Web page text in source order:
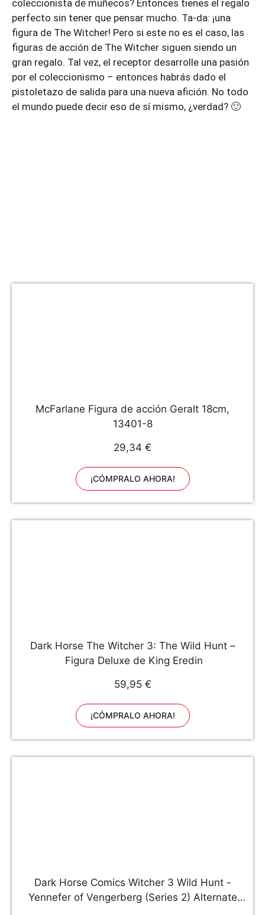
coleccionista de muñecos? Entonces tienes el regalo
perfecto sin tener que pensar mucho. Ta-da: ¡una
figura de The Witcher! Pero si este no es el caso, las
figuras de acción de The Witcher siguen siendo un
gran regalo. Tal vez, el receptor desarrolle una pasión
por el coleccionismo – entonces habrás dado el
pistoletazo de salida para una nueva afición. No todo
el mundo puede decir eso de sí mismo, ¿verdad? 🙂
McFarlane Figura de acción Geralt 18cm,
13401-8
29,34 €
¡CÓMPRALO AHORA!
Dark Horse The Witcher 3: The Wild Hunt –
Figura Deluxe de King Eredin
59,95 €
¡CÓMPRALO AHORA!
Dark Horse Comics Witcher 3 Wild Hunt -
Yennefer of Vengerberg (Series 2) Alternate